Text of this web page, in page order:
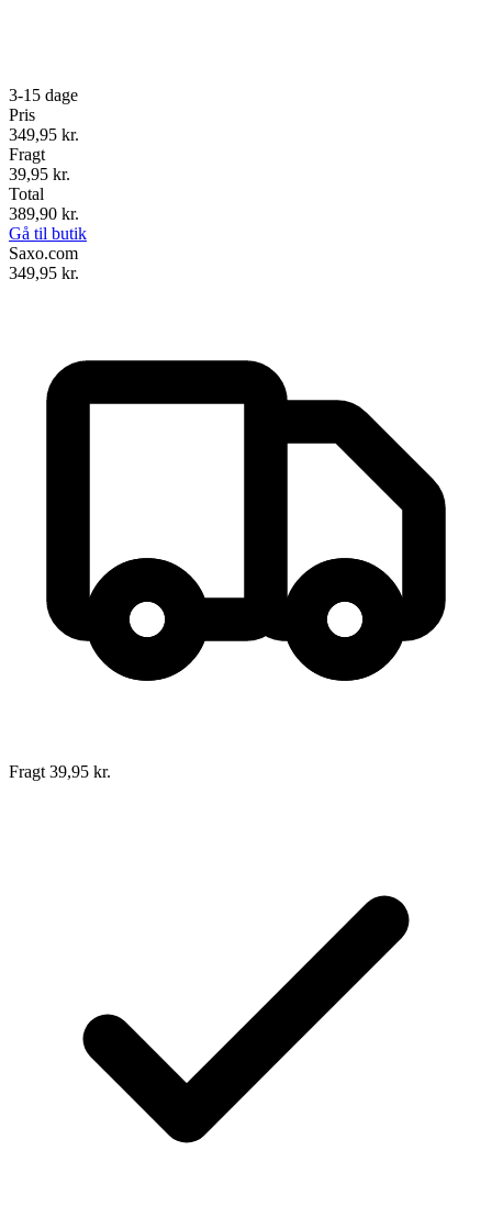
3-15 dage
Pris
349,95 kr.
Fragt
39,95 kr.
Total
389,90 kr.
Gå til butik
Saxo.com
349,95 kr.
Fragt 39,95 kr.